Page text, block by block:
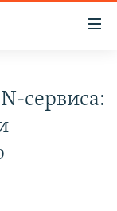
сервиса: